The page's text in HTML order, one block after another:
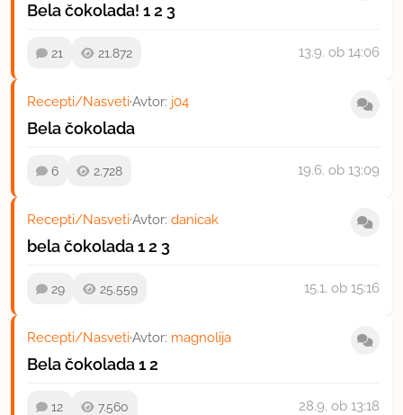
Bela čokolada! 12 3
21 21.872 13.9. ob 14:06
Recepti/Nasveti·Avtor: j04
Bela čokolada
6 2.728 19.6. ob 13:09
Recepti/Nasveti·Avtor: danicak
bela čokolada12 3
29 25.559 15.1. ob 15:16
Recepti/Nasveti·Avtor: magnolija
Bela čokolada12
12 7.560 28.9. ob 13:18